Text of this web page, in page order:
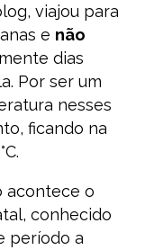
viajou para
e não
dias
Por ser um
nesses
ficando na
acontece o
conhecido
período a